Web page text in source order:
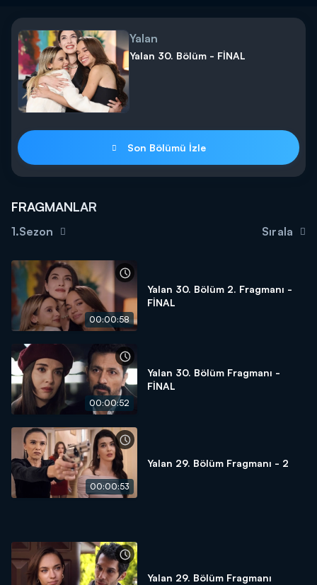
Yalan
Yalan 30. Bölüm - FİNAL
Son Bölümü İzle
FRAGMANLAR
1.Sezon Sırala
00:00:58
Yalan 30. Bölüm 2. Fragmanı -
FİNAL
00:00:52
Yalan 30. Bölüm Fragmanı -
FİNAL
00:00:53
Yalan 29. Bölüm Fragmanı - 2
Yalan 29. Bölüm Fragmanı